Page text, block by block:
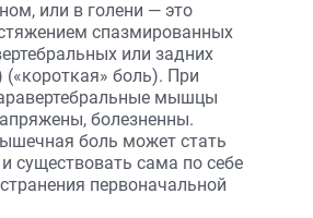
или в голени — это
спазмированных
или задних
боль). При
мышцы
болезненны.
боль может стать
существовать сама по себе
первоначальной